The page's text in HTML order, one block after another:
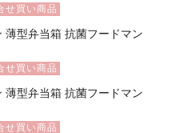
せ買い商品
薄型弁当箱 抗菌フードマン
せ買い商品
薄型弁当箱 抗菌フードマン
せ買い商品